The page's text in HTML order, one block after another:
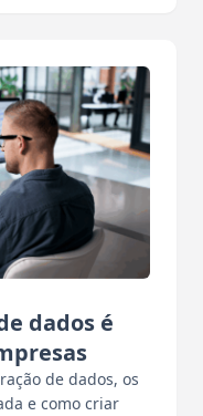
dados é
de dados, os
e como criar